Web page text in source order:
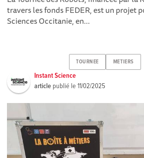
travers les fonds FEDER, est un projet
Sciences Occitanie, en...
TOURNEE METIERS
Instant Science
article publié le11/02/2025